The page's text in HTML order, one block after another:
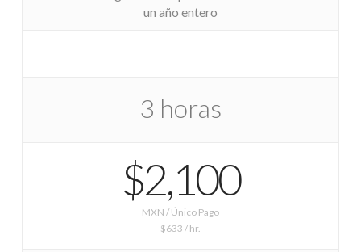
un año entero
3 horas
$2,100
MXN / Único Pago
$633 / hr.